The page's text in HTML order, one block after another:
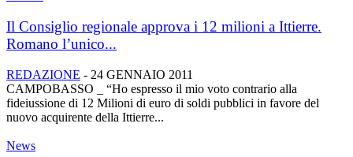
Il Consiglio regionale approva i 12 milioni a Ittierre.
Romano l’unico...
REDAZIONE - 24 GENNAIO 2011
CAMPOBASSO _ “Ho espresso il mio voto contrario alla
fideiussione di 12 Milioni di euro di soldi pubblici in favore del
nuovo acquirente della Ittierre...
News